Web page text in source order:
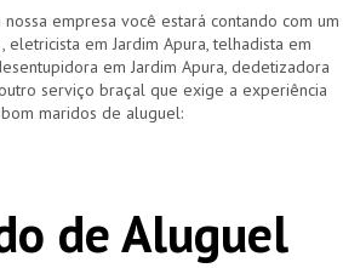
empresa você estará contando com um
em Jardim Apura, telhadista em
em Jardim Apura, dedetizadora
serviço braçal que exige a experiência
maridos de aluguel:
de Aluguel